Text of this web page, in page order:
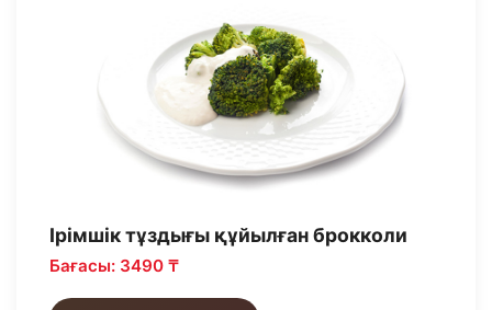
Ірімшік тұздығы құйылған брокколи
Бағасы: 3490 ₸